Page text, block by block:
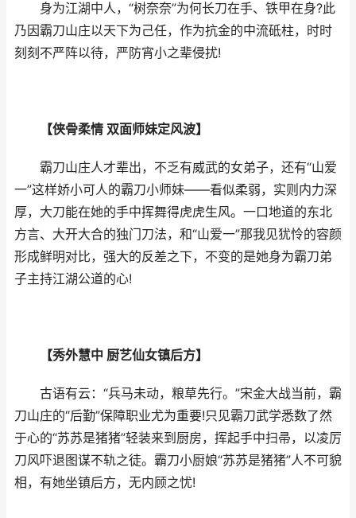
身为江湖中人，“树奈奈”为何长刀在手、铁甲在身?此
乃因霸刀山庄以天下为己任，作为抗金的中流砥柱，时时
刻刻不严阵以待，严防宵小之辈侵扰!
【侠骨柔情 双面师妹定风波】
霸刀山庄人才辈出，不乏有威武的女弟子，还有“山爱
一”这样娇小可人的霸刀小师妹——看似柔弱，实则内力深
厚，大刀能在她的手中挥舞得虎虎生风。一口地道的东北
方言、大开大合的独门刀法，和“山爱一”那我见犹怜的容颜
形成鲜明对比，强大的反差之下，不变的是她身为霸刀弟
子主持江湖公道的心!
【秀外慧中 厨艺仙女镇后方】
古语有云：“兵马未动，粮草先行。”宋金大战当前，霸
刀山庄的“后勤”保障职业尤为重要!只见霸刀武学悉数了然
于心的“苏苏是猪猪”轻装来到厨房，挥起手中扫帚，以凌厉
刀风吓退图谋不轨之徒。霸刀小厨娘“苏苏是猪猪”人不可貌
相，有她坐镇后方，无内顾之忧!